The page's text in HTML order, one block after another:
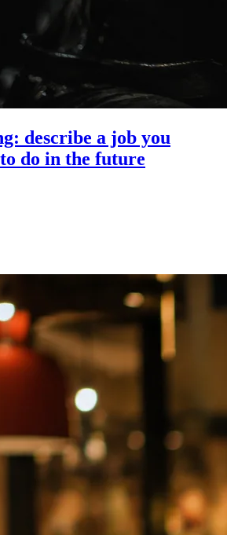
describe a job you
do in the future